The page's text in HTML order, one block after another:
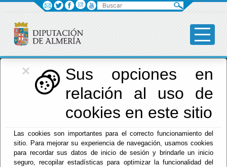
×
Sus opciones en
relación al uso de
cookies en este sitio
Las cookies son importantes para el correcto funcionamiento del
sitio. Para mejorar su experiencia de navegación, usamos cookies
para recordar sus datos de inicio de sesión y brindarle un inicio
seguro, recopilar estadísticas para optimizar la funcionalidad del
Diputación
Menú Diputación
RUTA INCLUSIVA
Buscar